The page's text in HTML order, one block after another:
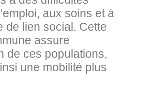
aux soins et à
de lien social. Cette
assure
de ces populations,
une mobilité plus